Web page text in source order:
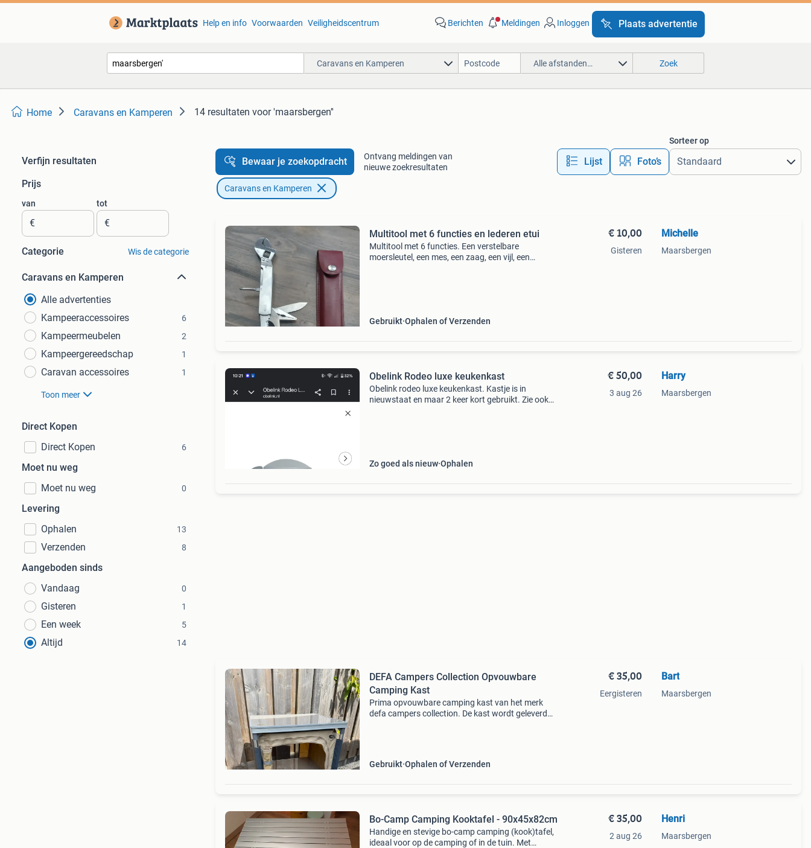
Help en info Voorwaarden Veiligheidscentrum Berichten Meldingen Inloggen Plaats advertentie
Caravans en Kamperen Alle afstanden… Zoek
Home Caravans en Kamperen 14 resultaten voor 'maarsbergen''
Verfijn resultaten
Prijs
van
€
tot
€
Categorie Wis de categorie
Caravans en Kamperen
Alle advertenties
Kampeeraccessoires
6
Kampeermeubelen 2
Kampeergereedschap 1
Caravan accessoires 1
Toon meer
Direct Kopen
Direct Kopen
6
Moet nu weg
Moet nu weg
0
Levering
Ophalen
13
Verzenden 8
Aangeboden sinds
Vandaag
0
Gisteren 1
Een week 5
Altijd 14
Bewaar je zoekopdracht
Ontvang meldingen van
nieuwe zoekresultaten
Lijst Foto’s
Sorteer op
Caravans en Kamperen
Multitool met 6 functies en lederen etui
Multitool met 6 functies. Een verstelbare
moersleutel, een mes, een zaag, een vijl, een
Gebruikt Ophalen of Verzenden
€ 10,00
Gisteren
Michelle
Maarsbergen
Obelink Rodeo luxe keukenkast
Obelink rodeo luxe keukenkast. Kastje is in
nieuwstaat en maar 2 keer kort gebruikt. Zie ook
Zo goed als nieuw Ophalen
€ 50,00
3 aug 26
Harry
Maarsbergen
DEFA Campers Collection Opvouwbare
Camping Kast
Prima opvouwbare camping kast van het merk
defa campers collection. De kast wordt geleverd
Gebruikt Ophalen of Verzenden
€ 35,00
Eergisteren
Bart
Maarsbergen
Bo-Camp Camping Kooktafel - 90x45x82cm
Handige en stevige bo-camp camping (kook)tafel,
ideaal voor op de camping of in de tuin. Met
€ 35,00
2 aug 26
Henri
Maarsbergen